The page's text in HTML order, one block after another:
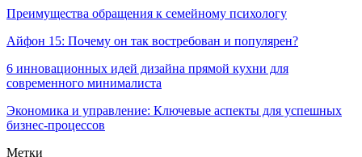
Преимущества обращения к семейному психологу
Айфон 15: Почему он так востребован и популярен?
6 инновационных идей дизайна прямой кухни для
современного минималиста
Экономика и управление: Ключевые аспекты для успешных
бизнес-процессов
Метки